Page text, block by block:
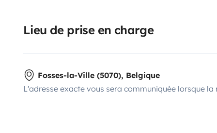
Lieu de prise en charge
Fosses-la-Ville (5070), Belgique
L'adresse exacte vous sera communiquée lorsque